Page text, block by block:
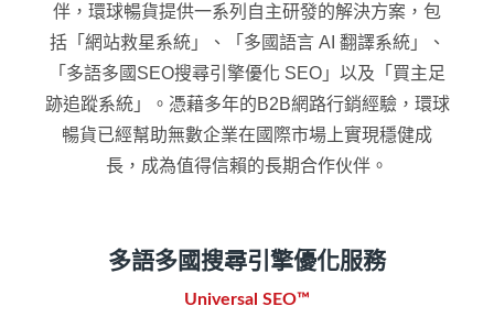
伴，環球暢貨提供一系列自主研發的解決方案，包
括「網站救星系統」、「多國語言 AI 翻譯系統」、
「多語多國SEO搜尋引擎優化 SEO」以及「買主足
跡追蹤系統」。憑藉多年的B2B網路行銷經驗，環球
暢貨已經幫助無數企業在國際市場上實現穩健成
長，成為值得信賴的長期合作伙伴。
多語多國搜尋引擎優化服務
Universal SEO™